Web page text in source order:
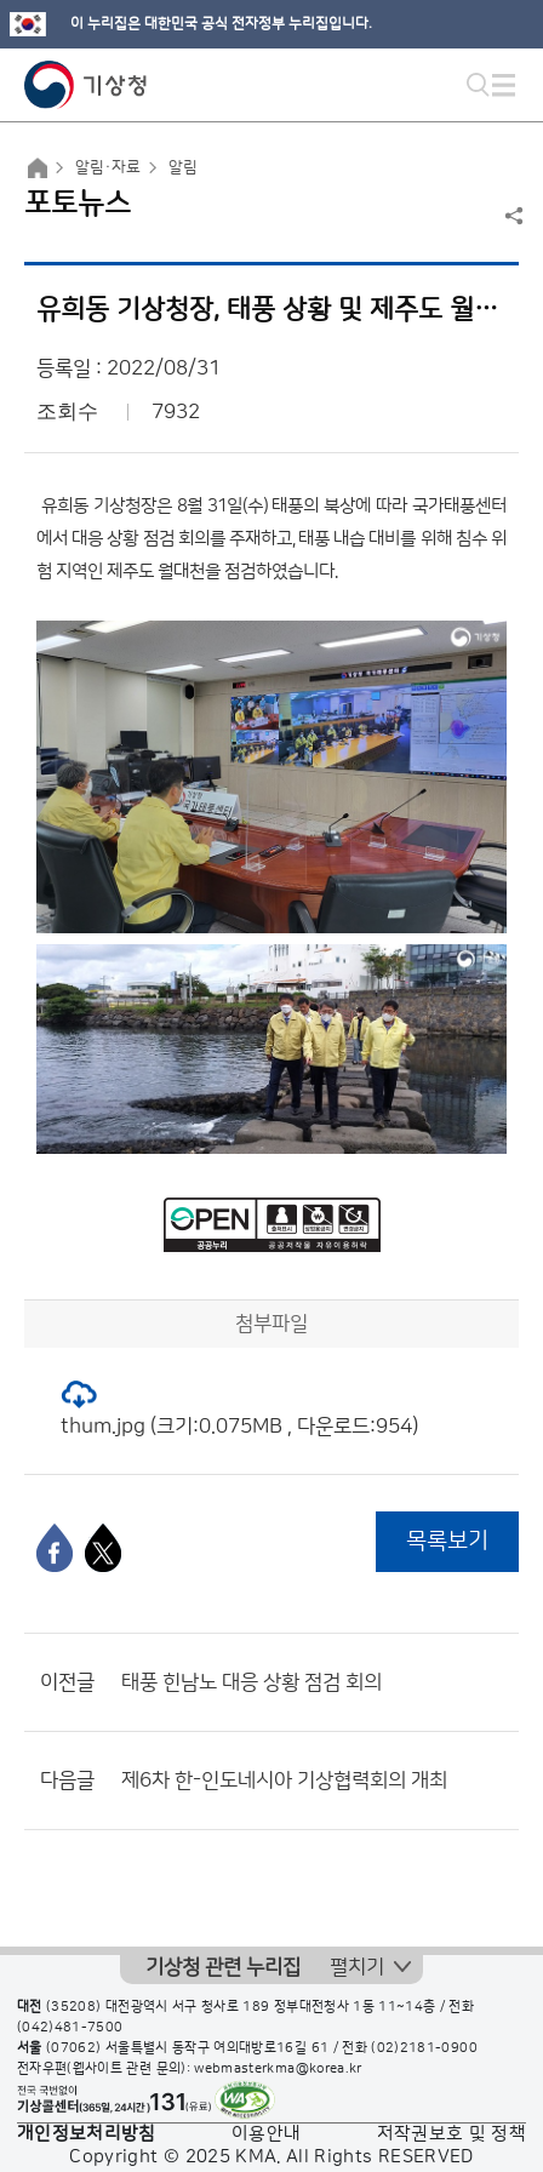
이 누리집은 대한민국 공식 전자정부 누리집입니다.
알림·자료 알림
포토뉴스
유희동 기상청장, 태풍 상황 및 제주도 월대천 점검
등록일 : 2022/08/31
조회수 7932
유희동 기상청장은 8월 31일(수) 태풍의 북상에 따라 국가태풍센터
에서 대응 상황 점검 회의를 주재하고, 태풍 내습 대비를 위해 침수 위
험 지역인 제주도 월대천을 점검하였습니다.
첨부파일
thum.jpg (크기:0.075MB , 다운로드:954)
목록보기
이전글 태풍 힌남노 대응 상황 점검 회의
다음글 제6차 한-인도네시아 기상협력회의 개최
기상청 관련 누리집 펼치기
대전 (35208) 대전광역시 서구 청사로 189 정부대전청사 1동 11~14층 / 전화
(042)481-7500
서울 (07062) 서울특별시 동작구 여의대방로16길 61 / 전화(02)2181-0900
전자우편(웹사이트 관련 문의): webmasterkma@korea.kr
개인정보처리방침 이용안내
저작권보호 및 정책
Copyright © 2025 KMA. All Rights RESERVED